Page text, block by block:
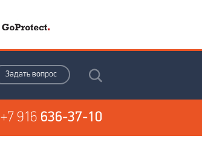
Задать вопрос
+7 916 636-37-10